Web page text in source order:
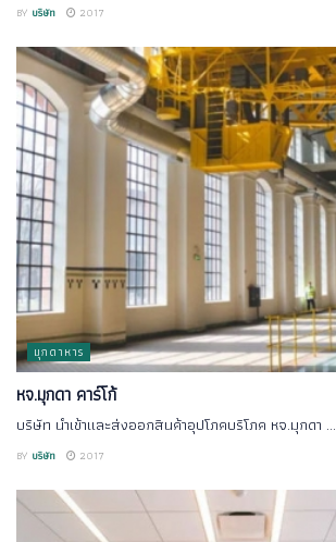
BY บริษัท 2017
มุกดาหาร
หจ.มุกดา คาร์โก้
บริษัท นำเข้าและส่งออกสินค้าอุปโภคบริโภค หจ.มุกดา ...
BY บริษัท 2017